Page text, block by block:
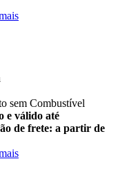
sem Combustível
e válido até
de frete: a partir de